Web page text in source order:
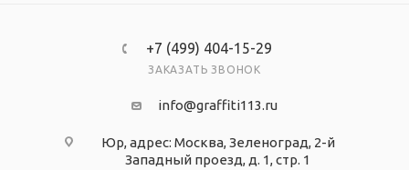
+7 (499) 404-15-29
ЗАКАЗАТЬ ЗВОНОК
info@graffiti113.ru
Юр, адрес: Москва, Зеленоград, 2-й
Западный проезд, д. 1, стр. 1